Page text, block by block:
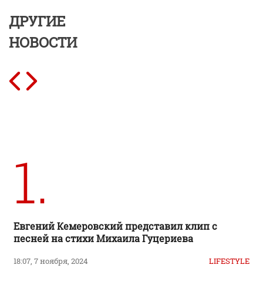
ДРУГИЕ
НОВОСТИ
1.
Евгений Кемеровский представил клип с
песней на стихи Михаила Гуцериева
18:07, 7 ноября, 2024 LIFESTYLE